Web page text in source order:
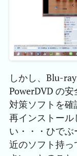
しかし、Blu-
PowerDVD の
対策ソフトを確
再インストー
い・・・ひで
近のソフト持